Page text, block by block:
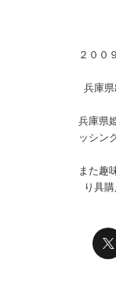
２００
兵庫
兵庫県
ッシン
また趣
り具